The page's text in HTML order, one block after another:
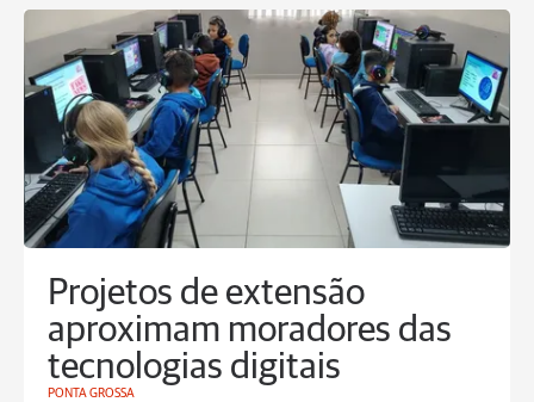
Projetos de extensão
aproximam moradores das
tecnologias digitais
PONTA GROSSA